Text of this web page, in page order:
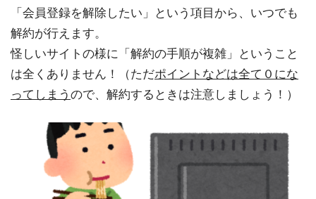
「会員登録を解除したい」という項目から、いつでも
解約が行えます。
怪しいサイトの様に「解約の手順が複雑」ということ
は全くありません！（ただポイントなどは全て０にな
ってしまう ので、解約するときは注意しましょう！）